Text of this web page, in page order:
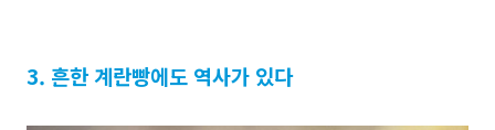
3. 흔한 계란빵에도 역사가 있다